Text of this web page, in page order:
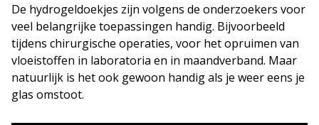
De hydrogeldoekjes zijn volgens de onderzoekers voor
veel belangrijke toepassingen handig. Bijvoorbeeld
tijdens chirurgische operaties, voor het opruimen van
vloeistoffen in laboratoria en in maandverband. Maar
natuurlijk is het ook gewoon handig als je weer eens je
glas omstoot.